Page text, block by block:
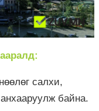
салхи,
байна.